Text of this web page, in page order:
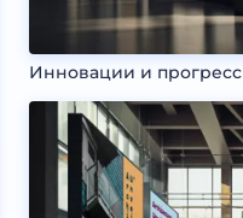
Инновации и прогресс